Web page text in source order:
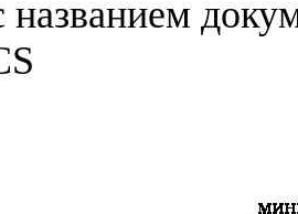
названием